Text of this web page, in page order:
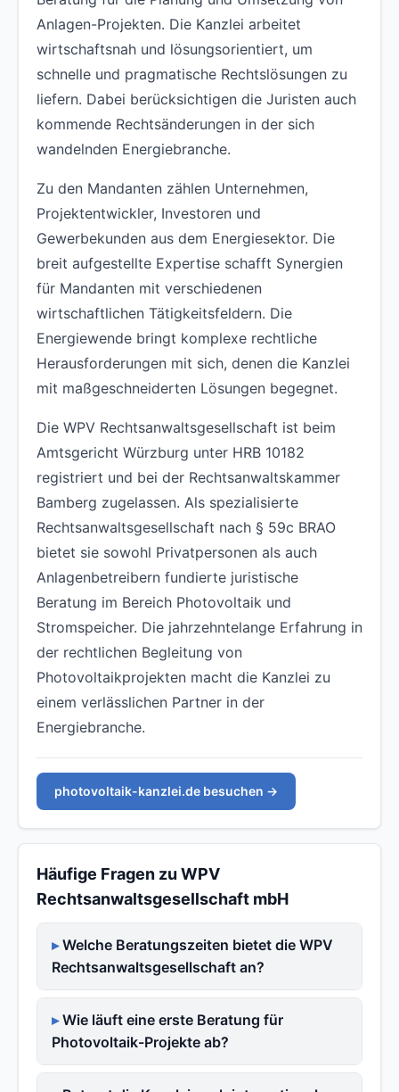
Anlagen-Projekten. Die Kanzlei arbeitet
wirtschaftsnah und lösungsorientiert, um
schnelle und pragmatische Rechtslösungen zu
liefern. Dabei berücksichtigen die Juristen auch
kommende Rechtsänderungen in der sich
wandelnden Energiebranche.
Zu den Mandanten zählen Unternehmen,
Projektentwickler, Investoren und
Gewerbekunden aus dem Energiesektor. Die
breit aufgestellte Expertise schafft Synergien
für Mandanten mit verschiedenen
wirtschaftlichen Tätigkeitsfeldern. Die
Energiewende bringt komplexe rechtliche
Herausforderungen mit sich, denen die Kanzlei
mit maßgeschneiderten Lösungen begegnet.
Die WPV Rechtsanwaltsgesellschaft ist beim
Amtsgericht Würzburg unter HRB 10182
registriert und bei der Rechtsanwaltskammer
Bamberg zugelassen. Als spezialisierte
Rechtsanwaltsgesellschaft nach § 59c BRAO
bietet sie sowohl Privatpersonen als auch
Anlagenbetreibern fundierte juristische
Beratung im Bereich Photovoltaik und
Stromspeicher. Die jahrzehntelange Erfahrung in
der rechtlichen Begleitung von
Photovoltaikprojekten macht die Kanzlei zu
einem verlässlichen Partner in der
Energiebranche.
photovoltaik-kanzlei.de besuchen →
Häufige Fragen zu WPV
Rechtsanwaltsgesellschaft mbH
Welche Beratungszeiten bietet die WPV
Rechtsanwaltsgesellschaft an?
Wie läuft eine erste Beratung für
Photovoltaik-Projekte ab?